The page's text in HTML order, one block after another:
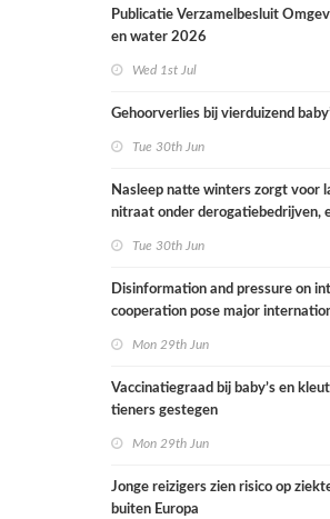
Publicatie Verzamelbesluit
en water 2026
Wed 1st Jul
Gehoorverlies bij vierduizend
Tue 30th Jun
Nasleep natte winters zorgt voor
nitraat onder derogatiebedrijven,
Tue 30th Jun
Disinformation and pressure on
cooperation pose major
Mon 29th Jun
Vaccinatiegraad bij baby’s en
tieners gestegen
Mon 29th Jun
Jonge reizigers zien risico op
buiten Europa